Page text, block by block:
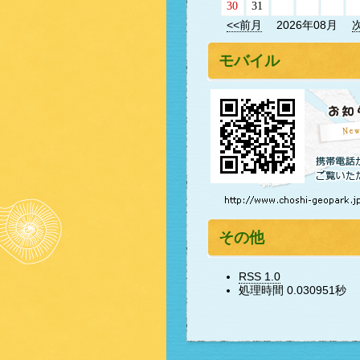
30
31
<<前月
2026年08月
モバイル
その他
RSS 1.0
処理時間 0.030951秒